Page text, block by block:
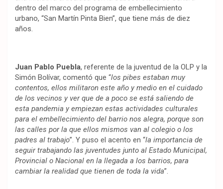
dentro del marco del programa de embellecimiento
urbano, “San Martín Pinta Bien”, que tiene más de diez
años.
Juan Pablo Puebla, referente de la juventud de la OLP y la
Simón Bolívar, comentó que “los pibes estaban muy
contentos, ellos militaron este año y medio en el cuidado
de los vecinos y ver que de a poco se está saliendo de
esta pandemia y empiezan estas actividades culturales
para el embellecimiento del barrio nos alegra, porque son
las calles por la que ellos mismos van al colegio o los
padres al trabajo”. Y puso el acento en “la importancia de
seguir trabajando las juventudes junto al Estado Municipal,
Provincial o Nacional en la llegada a los barrios, para
cambiar la realidad que tienen de toda la vida”.